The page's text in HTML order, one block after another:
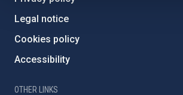
Legal notice
Cookies policy
Accessibility
OTHER LINKS